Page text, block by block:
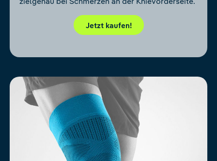
Jetzt kaufen!